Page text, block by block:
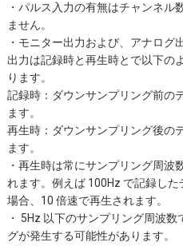
・パルス入力の有無はチャンネル
ません。
・モニター出力および、アナログ
出力は記録時と再生時とで以下の
ります。
記録時：ダウンサンプリング前の
ます。
再生時：ダウンサンプリング後の
ます。
・再生時は常にサンプリング周波
れます。例えば 100Hz で記録した
場合、10 倍速で再生されます。
・ 5Hz 以下のサンプリング周波数
グが発生する可能性があります。